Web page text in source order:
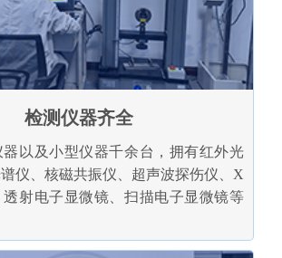
检测仪器齐全
以及小型仪器千余台，拥有红外光
仪、核磁共振仪、超声波探伤仪、X
透射电子显微镜、扫描电子显微镜等